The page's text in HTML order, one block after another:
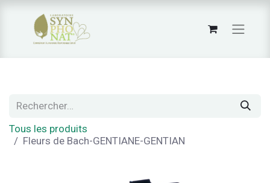
Tous les produits
Fleurs de Bach-GENTIANE-GENTIAN